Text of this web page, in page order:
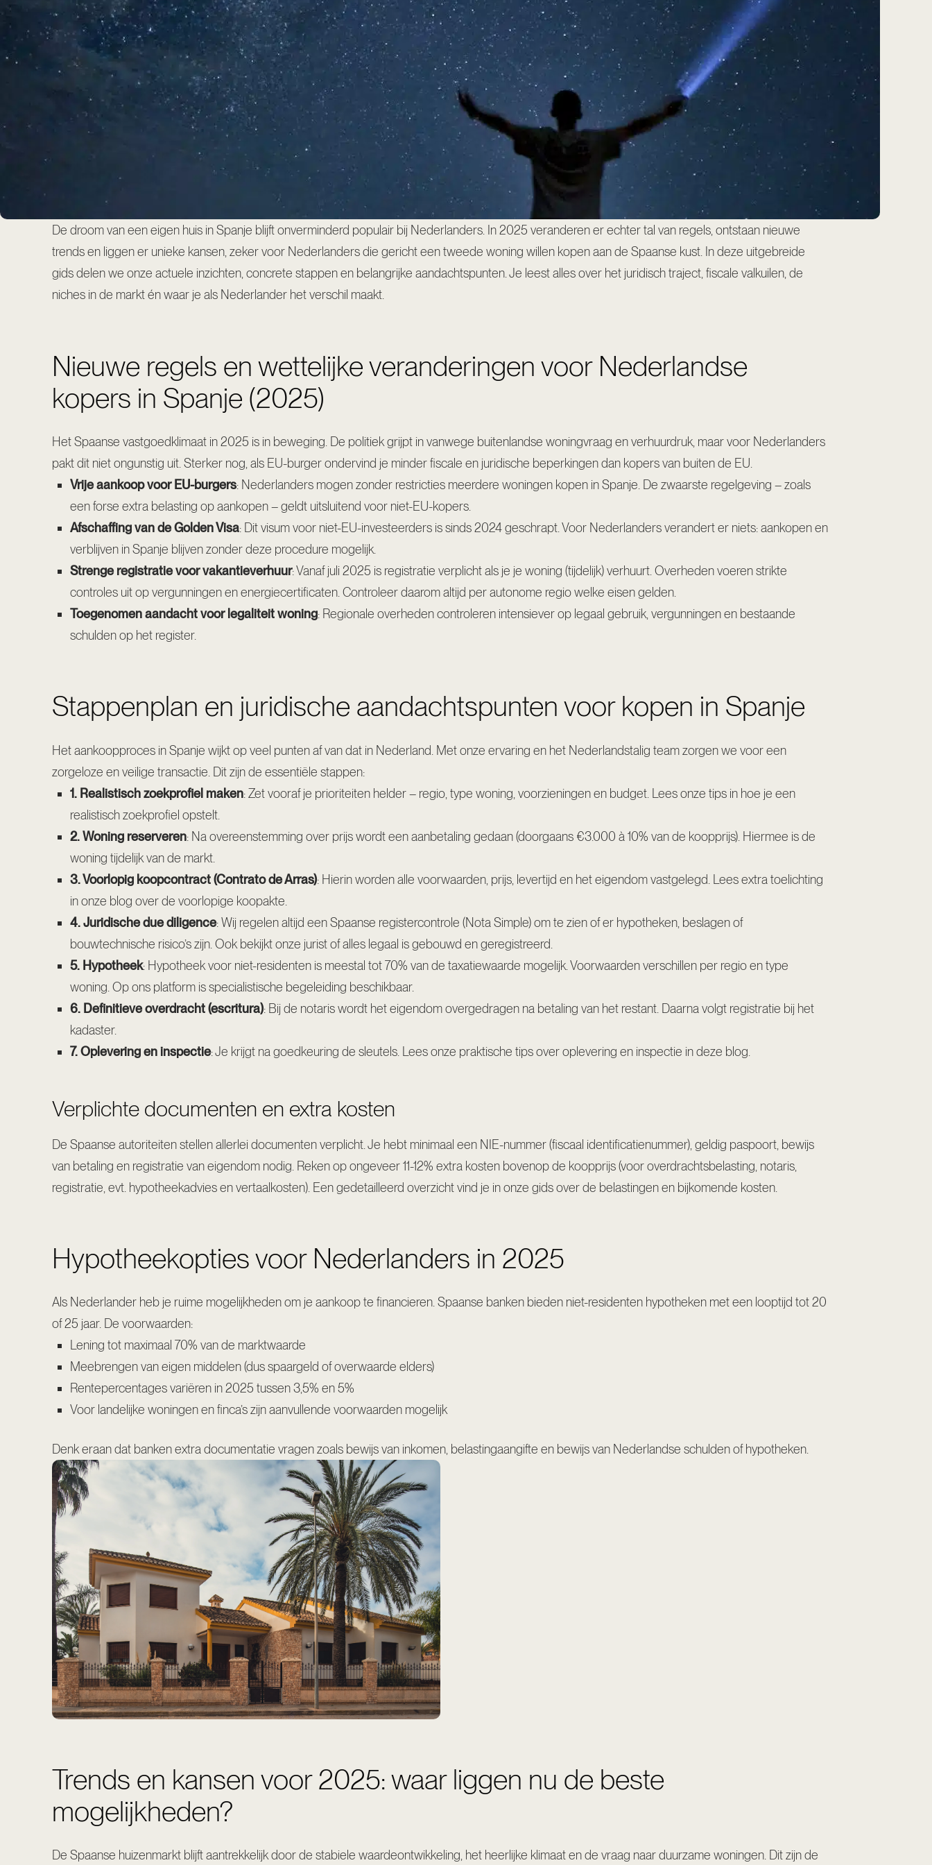
De droom van een eigen huis in Spanje blijft onverminderd populair bij Nederlanders. In 2025 veranderen er echter tal van regels, ontstaan nieuwe
trends en liggen er unieke kansen, zeker voor Nederlanders die gericht een tweede woning willen kopen aan de Spaanse kust. In deze uitgebreide
gids delen we onze actuele inzichten, concrete stappen en belangrijke aandachtspunten. Je leest alles over het juridisch traject, fiscale valkuilen, de
niches in de markt én waar je als Nederlander het verschil maakt.
Nieuwe regels en wettelijke veranderingen voor Nederlandse
kopers in Spanje (2025)
Het Spaanse vastgoedklimaat in 2025 is in beweging. De politiek grijpt in vanwege buitenlandse woningvraag en verhuurdruk, maar voor Nederlanders
pakt dit niet ongunstig uit. Sterker nog, als EU-burger ondervind je minder fiscale en juridische beperkingen dan kopers van buiten de EU.
Vrije aankoop voor EU-burgers: Nederlanders mogen zonder restricties meerdere woningen kopen in Spanje. De zwaarste regelgeving – zoals
een forse extra belasting op aankopen – geldt uitsluitend voor niet-EU-kopers.
Afschaffing van de Golden Visa: Dit visum voor niet-EU-investeerders is sinds 2024 geschrapt. Voor Nederlanders verandert er niets: aankopen en
verblijven in Spanje blijven zonder deze procedure mogelijk.
Strenge registratie voor vakantieverhuur: Vanaf juli 2025 is registratie verplicht als je je woning (tijdelijk) verhuurt. Overheden voeren strikte
controles uit op vergunningen en energiecertificaten. Controleer daarom altijd per autonome regio welke eisen gelden.
Toegenomen aandacht voor legaliteit woning: Regionale overheden controleren intensiever op legaal gebruik, vergunningen en bestaande
schulden op het register.
Stappenplan en juridische aandachtspunten voor kopen in Spanje
Het aankoopproces in Spanje wijkt op veel punten af van dat in Nederland. Met onze ervaring en het Nederlandstalig team zorgen we voor een
zorgeloze en veilige transactie. Dit zijn de essentiële stappen:
1. Realistisch zoekprofiel maken: Zet vooraf je prioriteiten helder – regio, type woning, voorzieningen en budget. Lees onze tips in hoe je een
realistisch zoekprofiel opstelt.
2. Woning reserveren: Na overeenstemming over prijs wordt een aanbetaling gedaan (doorgaans €3.000 à 10% van de koopprijs). Hiermee is de
woning tijdelijk van de markt.
3. Voorlopig koopcontract (Contrato de Arras): Hierin worden alle voorwaarden, prijs, levertijd en het eigendom vastgelegd. Lees extra toelichting
in onze blog over de voorlopige koopakte
4. Juridische due diligence: Wij regelen altijd een Spaanse registercontrole (Nota Simple) om te zien of er hypotheken, beslagen of
bouwtechnische risico’s zijn. Ook bekijkt onze jurist of alles legaal is gebouwd en geregistreerd.
5. Hypotheek: Hypotheek voor niet-residenten is meestal tot 70% van de taxatiewaarde mogelijk. Voorwaarden verschillen per regio en type
woning. Op ons platform is specialistische begeleiding beschikbaar.
6. Definitieve overdracht (escritura): Bij de notaris wordt het eigendom overgedragen na betaling van het restant. Daarna volgt registratie bij het
kadaster.
7. Oplevering en inspectie: Je krijgt na goedkeuring de sleutels. Lees onze praktische tips over oplevering en inspectie indeze blog
Verplichte documenten en extra kosten
De Spaanse autoriteiten stellen allerlei documenten verplicht. Je hebt minimaal een NIE-nummer (fiscaal identificatienummer), geldig paspoort, bewijs
van betaling en registratie van eigendom nodig. Reken op ongeveer 11-12% extra kosten bovenop de koopprijs (voor overdrachtsbelasting, notaris,
registratie, evt. hypotheekadvies en vertaalkosten). Een gedetailleerd overzicht vind je in onze gidsover de belastingen en bijkomende kosten.
Hypotheekopties voor Nederlanders in 2025
Als Nederlander heb je ruime mogelijkheden om je aankoop te financieren. Spaanse banken bieden niet-residenten hypotheken met een looptijd tot 20
of 25 jaar. De voorwaarden:
Lening tot maximaal 70% van de marktwaarde
Meebrengen van eigen middelen (dus spaargeld of overwaarde elders)
Rentepercentages variëren in 2025 tussen 3,5% en 5%
Voor landelijke woningen en finca’s zijn aanvullende voorwaarden mogelijk
Denk eraan dat banken extra documentatie vragen zoals bewijs van inkomen, belastingaangifte en bewijs van Nederlandse schulden of hypotheken.
Trends en kansen voor 2025: waar liggen nu de beste
mogelijkheden?
De Spaanse huizenmarkt blijft aantrekkelijk door de stabiele waardeontwikkeling, het heerlijke klimaat en de vraag naar duurzame woningen. Dit zijn de